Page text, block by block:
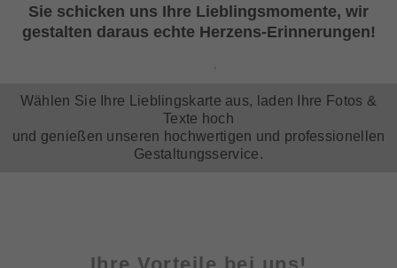
Sie schicken uns Ihre Lieblingsmomente, wir
gestalten daraus echte Herzens-Erinnerungen!
Wählen Sie Ihre Lieblingskarte aus, laden Ihre Fotos &
Texte hoch
und genießen unseren hochwertigen und professionellen
Gestaltungsservice.